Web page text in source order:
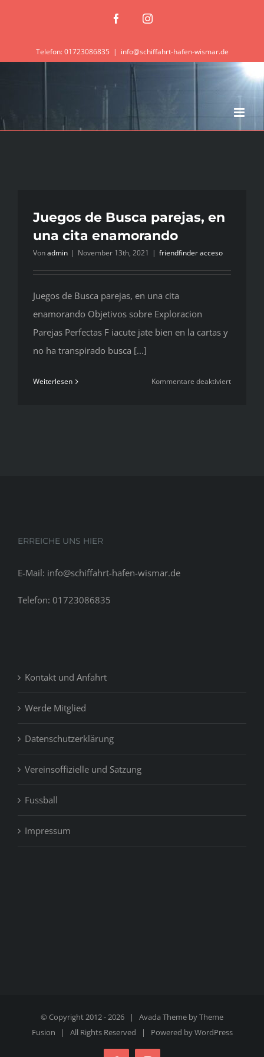
FacebookInstagram
Telefon: 01723086835 | info@schiffahrt-hafen-wismar.de
Juegos de Busca parejas, en
una cita enamorando
Vonadmin | November 13th, 2021 | friendfinder acceso
Juegos de Busca parejas, en una cita
enamorando Objetivos sobre Exploracion
Parejas Perfectas F iacute jate bien en la cartas y
no ha transpirado busca [...]
Weiterlesen Kommentare deaktiviertfür
ERREICHE UNS HIER
E-Mail: info@schiffahrt-hafen-wismar.de
Telefon: 01723086835
Kontakt und Anfahrt
Werde Mitglied
Datenschutzerklärung
Vereinsoffizielle und Satzung
Fussball
Impressum
© Copyright 2012 -2026 | Avada Theme byTheme
Fusion | All Rights Reserved | Powered byWordPress